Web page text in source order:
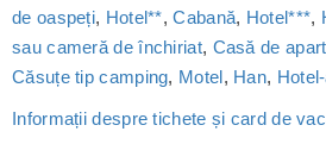
de oaspeți, Hotel**,Cabană, Hotel***,
sau cameră de închiriat, Casă de
Căsuțe tip camping, Motel, Han,
Informații despre tichete și card de